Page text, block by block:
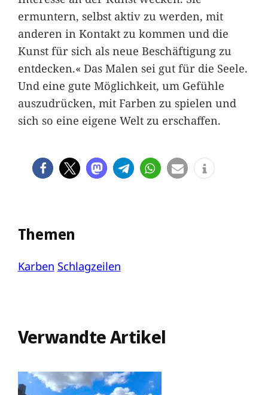
ermuntern, selbst aktiv zu werden, mit
anderen in Kontakt zu kommen und die
Kunst für sich als neue Beschäftigung zu
entdecken.« Das Malen sei gut für die Seele.
Und eine gute Möglichkeit, um Gefühle
auszudrücken, mit Farben zu spielen und
sich so eine eigene Welt zu erschaffen.
Themen
Karben Schlagzeilen
Verwandte Artikel